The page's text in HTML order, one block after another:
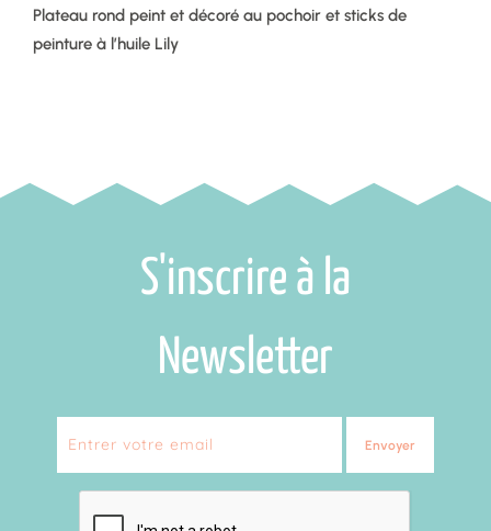
Plateau rond peint et décoré au pochoir et sticks de
peinture à l’huile Lily
S'inscrire à la
Newsletter
Envoyer